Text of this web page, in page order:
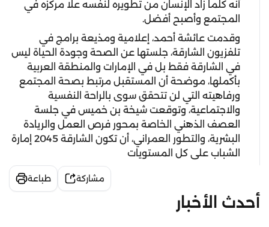
أنه كلّما زاد الإنسان من تطويره لنفسه علا مركزه في
المجتمع وأصبح أفضل.
وقدمت عائشة أحمد، إعلامية ومذيعة برامج في
تلفزيون الشارقة، جلستها عن الصحة وجودة الحياة ليس
في الشارقة فقط بل في الإمارات والمنطقة العربية
بأكملها، موضحة أن المستقبل مرتبط بصحة المجتمع
ورفاهيته التي لن تتحقق سوى بالراحة النفسية
والاجتماعية، وتوقعت شيخة بن خميس في جلسة
العصف الذهني الخاصة بمحور فرص العمل والريادة
البشرية، والتطور العمراني، أن تكون الشارقة 2045 إمارة
الشباب على كل المستويات
مشاركة طباعة
أحدث الأخبار